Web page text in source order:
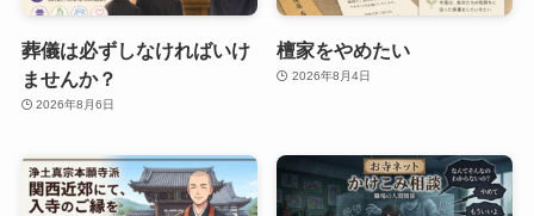
葬儀は必ずしなければいけ
ませんか？
2026年8月6日
檀家をやめたい
2026年8月4日